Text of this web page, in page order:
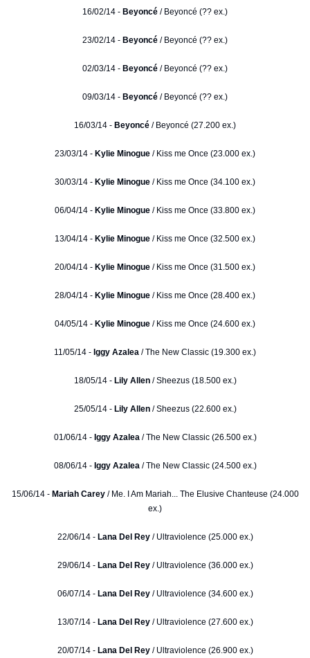
16/02/14 - Beyoncé / Beyoncé (?? ex.)
23/02/14 - Beyoncé / Beyoncé (?? ex.)
02/03/14 - Beyoncé / Beyoncé (?? ex.)
09/03/14 - Beyoncé / Beyoncé (?? ex.)
16/03/14 - Beyoncé / Beyoncé (27.200 ex.)
23/03/14 - Kylie Minogue / Kiss me Once (23.000 ex.)
30/03/14 - Kylie Minogue / Kiss me Once (34.100 ex.)
06/04/14 - Kylie Minogue / Kiss me Once (33.800 ex.)
13/04/14 - Kylie Minogue / Kiss me Once (32.500 ex.)
20/04/14 - Kylie Minogue / Kiss me Once (31.500 ex.)
28/04/14 - Kylie Minogue / Kiss me Once (28.400 ex.)
04/05/14 - Kylie Minogue / Kiss me Once (24.600 ex.)
11/05/14 - Iggy Azalea / The New Classic (19.300 ex.)
18/05/14 - Lily Allen/ Sheezus (18.500 ex.)
25/05/14 - Lily Allen/ Sheezus (22.600 ex.)
01/06/14 - Iggy Azalea/ The New Classic (26.500 ex.)
08/06/14 - Iggy Azalea/ The New Classic (24.500 ex.)
15/06/14 - Mariah Carey/ Me. I Am Mariah... The Elusive Chanteuse (24.000
ex.)
22/06/14 - Lana Del Rey/ Ultraviolence (25.000 ex.)
29/06/14 - Lana Del Rey / Ultraviolence (36.000 ex.)
06/07/14 - Lana Del Rey/ Ultraviolence (34.600 ex.)
13/07/14 -Lana Del Rey / Ultraviolence (27.600 ex.)
20/07/14 -Lana Del Rey/ Ultraviolence (26.900 ex.)